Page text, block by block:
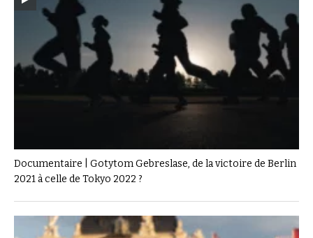
Documentaire | Gotytom Gebreslase, de la victoire de Berlin
2021 à celle de Tokyo 2022 ?